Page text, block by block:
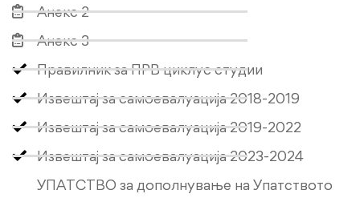
Анекс 2
Анекс 3
Правилник за ПРВ циклус студии
Извештај за самоевалуација 2018-2019
Извештај за самоевалуација 2019-2022
Извештај за самоевалуација 2023-2024
УПАТСТВО за дополнување на Упатството